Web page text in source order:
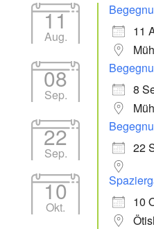
11
Aug.
11
08
Sep.
8
22
Sep.
22
10
Okt.
10